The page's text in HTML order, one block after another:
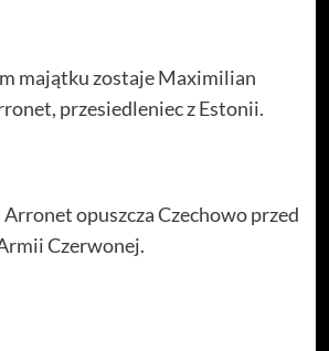
majątku zostaje Maximilian
przesiedleniec z Estonii.
opuszcza Czechowo przed
Czerwonej.